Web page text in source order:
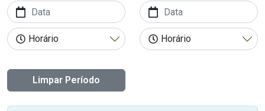
Limpar Período